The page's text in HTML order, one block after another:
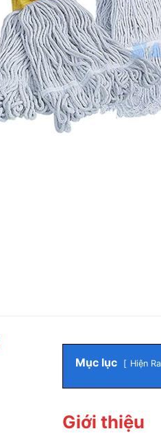
Mục lục
Hiện Ra
Giới thiệu